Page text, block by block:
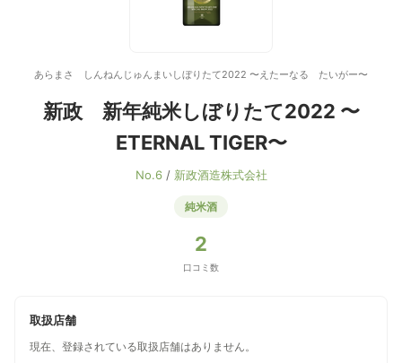
あらまさ しんねんじゅんまいしぼりたて2022 〜えたーなる たいがー〜
新政 新年純米しぼりたて2022 〜
ETERNAL TIGER〜
No.6/ 新政酒造株式会社
純米酒
2
口コミ数
取扱店舗
現在、登録されている取扱店舗はありません。